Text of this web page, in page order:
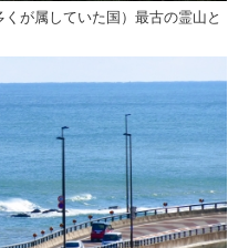
が属していた国）最古の霊山と